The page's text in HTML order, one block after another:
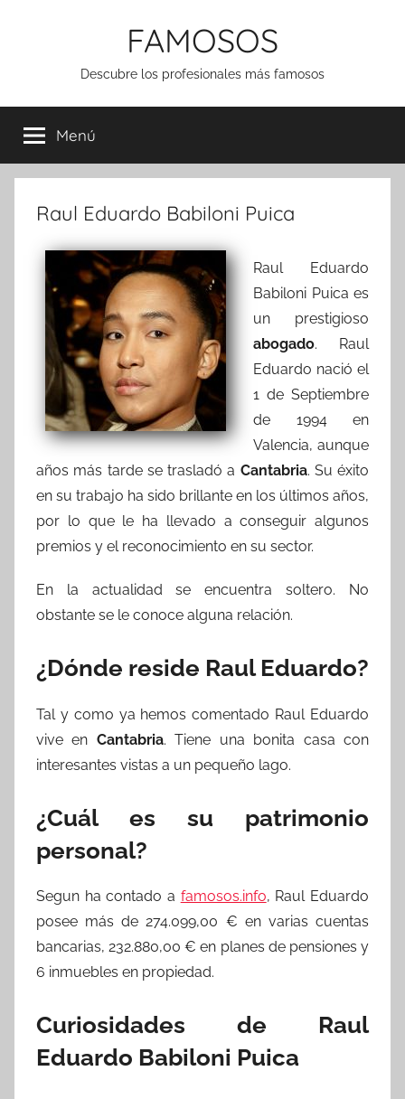
FAMOSOS
Descubre los profesionales más famosos
Menú
Raul Eduardo Babiloni Puica
Raul Eduardo
Babiloni Puica es
un prestigioso
abogado. Raul
Eduardo nació el
1 de Septiembre
de 1994 en
Valencia, aunque
años más tarde se trasladó a Cantabria. Su éxito
en su trabajo ha sido brillante en los últimos años,
por lo que le ha llevado a conseguir algunos
premios y el reconocimiento en su sector.
En la actualidad se encuentra soltero. No
obstante se le conoce alguna relación.
¿Dónde reside Raul Eduardo?
Tal y como ya hemos comentado Raul Eduardo
vive en Cantabria. Tiene una bonita casa con
interesantes vistas a un pequeño lago.
¿Cuál es su patrimonio
personal?
Segun ha contado a famosos.info, Raul Eduardo
posee más de 274.099,00 € en varias cuentas
bancarias, 232.880,00 € en planes de pensiones y
6 inmuebles en propiedad.
Curiosidades de Raul
Eduardo Babiloni Puica